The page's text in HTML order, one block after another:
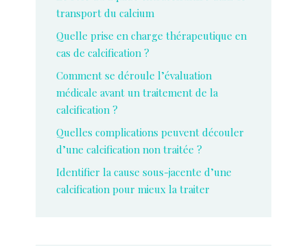
transport du calcium
Quelle prise en charge thérapeutique en
cas de calcification ?
Comment se déroule l’évaluation
médicale avant un traitement de la
calcification ?
Quelles complications peuvent découler
d’une calcification non traitée ?
Identifier la cause sous-jacente d’une
calcification pour mieux la traiter